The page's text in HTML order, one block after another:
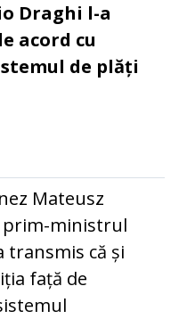
Draghi l-a
acord cu
de plăți
Mateusz
prim-ministrul
transmis că și
față de